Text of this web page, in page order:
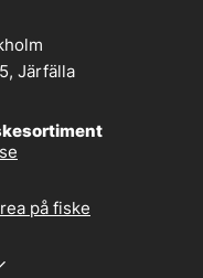
Järfälla
på fiske